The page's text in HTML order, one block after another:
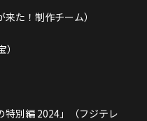
た！制作チーム）
別編 2024」（フジテレ